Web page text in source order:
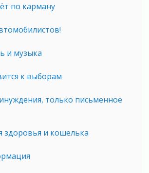
по карману
и музыка
к выборам
только письменное
здоровья и кошелька